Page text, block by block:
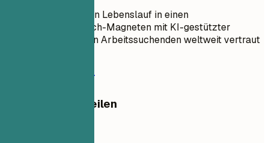
Verwandeln Sie Ihren Lebenslauf in einen
Vorstellungsgespräch-Magneten mit KI-gestützter
Optimierung, der von Arbeitssuchenden weltweit vertraut
Diese Vorlage Teilen